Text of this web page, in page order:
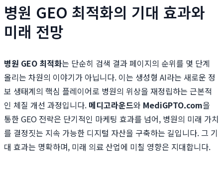
병원 GEO 최적화의 기대 효과와
미래 전망
병원 GEO 최적화는 단순히 검색 결과 페이지의 순위를 몇 단계
올리는 차원의 이야기가 아닙니다. 이는 생성형 AI라는 새로운 정
보 생태계의 핵심 플레이어로 병원의 위상을 재정립하는 근본적
인 체질 개선 과정입니다. 메디고라운드와 MediGPTO.com을
통한 GEO 전략은 단기적인 마케팅 효과를 넘어, 병원의 미래 가치
를 결정짓는 지속 가능한 디지털 자산을 구축하는 길입니다. 그 기
대 효과는 명확하며, 미래 의료 산업에 미칠 영향은 지대합니다.